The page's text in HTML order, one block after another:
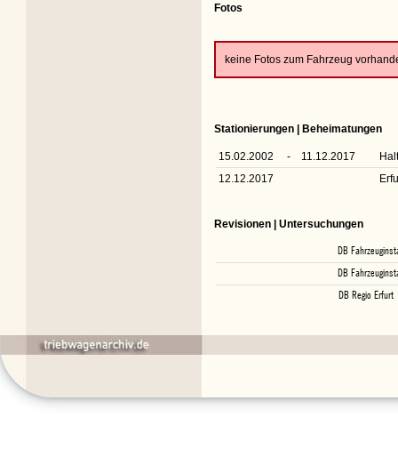
Fotos
keine Fotos zum Fahrzeug
Stationierungen | Beheimatungen
15.02.2002 - 11.12.2017
12.12.2017
Revisionen | Untersuchungen
DB
DB
DB Regio Erfurt